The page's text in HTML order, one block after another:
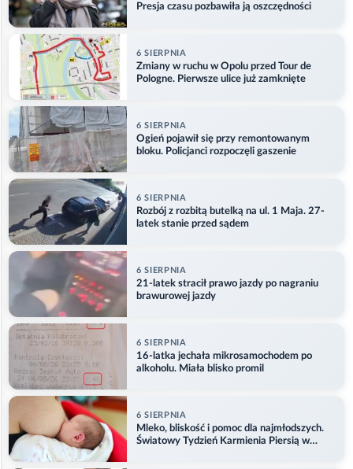
Presja czasu pozbawiła ją oszczędności
6 SIERPNIA
Zmiany w ruchu w Opolu przed Tour de
Pologne. Pierwsze ulice już zamknięte
6 SIERPNIA
Ogień pojawił się przy remontowanym
bloku. Policjanci rozpoczęli gaszenie
6 SIERPNIA
Rozbój z rozbitą butelką na ul. 1 Maja. 27-
latek stanie przed sądem
6 SIERPNIA
21-latek stracił prawo jazdy po nagraniu
brawurowej jazdy
6 SIERPNIA
16-latka jechała mikrosamochodem po
alkoholu. Miała blisko promil
6 SIERPNIA
Mleko, bliskość i pomoc dla najmłodszych.
Światowy Tydzień Karmienia Piersią w